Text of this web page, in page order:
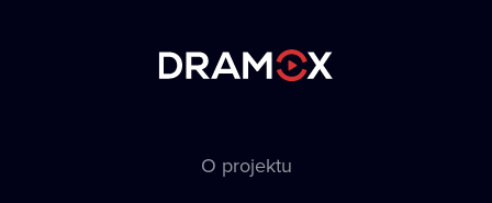
O projektu